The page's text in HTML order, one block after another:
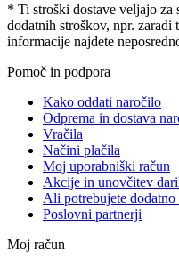
* Ti stroški dostave veljajo za
dodatnih stroškov, npr.
informacije najdete
Pomoč in podpora
Kako oddati naročilo
Odprema in dostava
Vračila
Načini plačila
Moj uporabniški račun
Akcije in unovčitev
Ali potrebujete dodatno
Poslovni partnerji
Moj račun